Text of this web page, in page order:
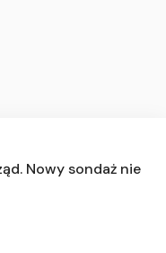
Nowy sondaż nie